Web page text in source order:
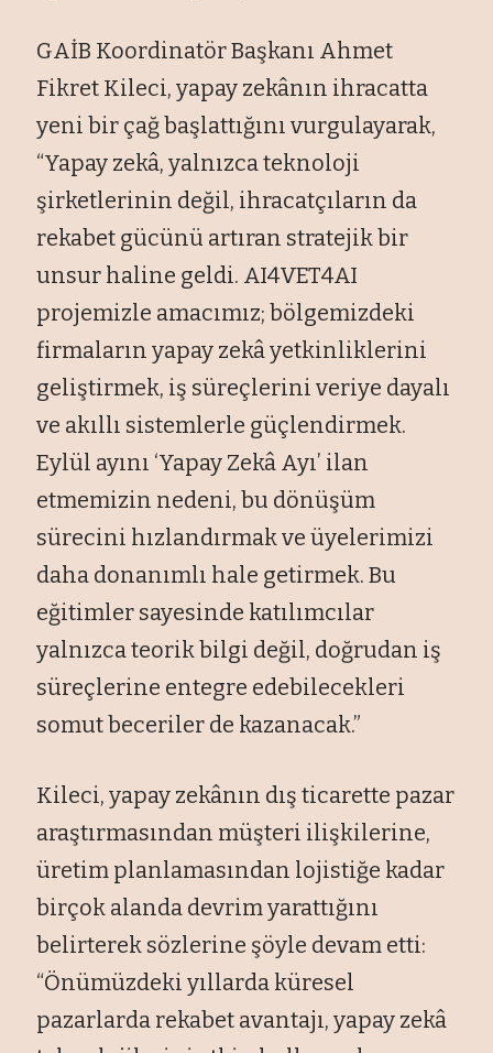
GAİB Koordinatör Başkanı Ahmet
Fikret Kileci, yapay zekânın ihracatta
yeni bir çağ başlattığını vurgulayarak,
“Yapay zekâ, yalnızca teknoloji
şirketlerinin değil, ihracatçıların da
rekabet gücünü artıran stratejik bir
unsur haline geldi. AI4VET4AI
projemizle amacımız; bölgemizdeki
firmaların yapay zekâ yetkinliklerini
geliştirmek, iş süreçlerini veriye dayalı
ve akıllı sistemlerle güçlendirmek.
Eylül ayını ‘Yapay Zekâ Ayı’ ilan
etmemizin nedeni, bu dönüşüm
sürecini hızlandırmak ve üyelerimizi
daha donanımlı hale getirmek. Bu
eğitimler sayesinde katılımcılar
yalnızca teorik bilgi değil, doğrudan iş
süreçlerine entegre edebilecekleri
somut beceriler de kazanacak.”
Kileci, yapay zekânın dış ticarette pazar
araştırmasından müşteri ilişkilerine,
üretim planlamasından lojistiğe kadar
birçok alanda devrim yarattığını
belirterek sözlerine şöyle devam etti:
“Önümüzdeki yıllarda küresel
pazarlarda rekabet avantajı, yapay zekâ